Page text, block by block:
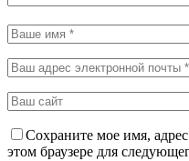
Сохраните мое имя,
этом браузере для